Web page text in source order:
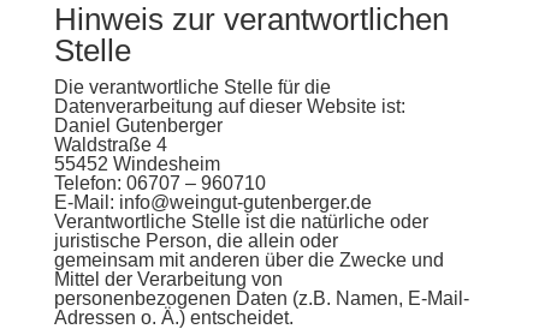
Hinweis zur verantwortlichen
Stelle
Die verantwortliche Stelle für die
Datenverarbeitung auf dieser Website ist:
Daniel Gutenberger
Waldstraße 4
55452 Windesheim
Telefon: 06707 – 960710
E-Mail: info@weingut-gutenberger.de
Verantwortliche Stelle ist die natürliche oder
juristische Person, die allein oder
gemeinsam mit anderen über die Zwecke und
Mittel der Verarbeitung von
personenbezogenen Daten (z.B. Namen, E-Mail-
Adressen o. Ä.) entscheidet.